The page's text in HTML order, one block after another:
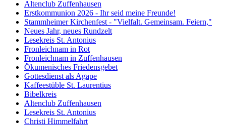
Altenclub Zuffenhausen
Erstkommunion 2026 - Ihr seid meine Freunde!
Stammheimer Kirchenfest - "Vielfalt. Gemeinsam. Feiern,"
Neues Jahr, neues Rundzelt
Lesekreis St. Antonius
Fronleichnam in Rot
Fronleichnam in Zuffenhausen
Ökumenisches Friedensgebet
Gottesdienst als Agape
Kaffeestüble St. Laurentius
Bibelkreis
Altenclub Zuffenhausen
Lesekreis St. Antonius
Christi Himmelfahrt